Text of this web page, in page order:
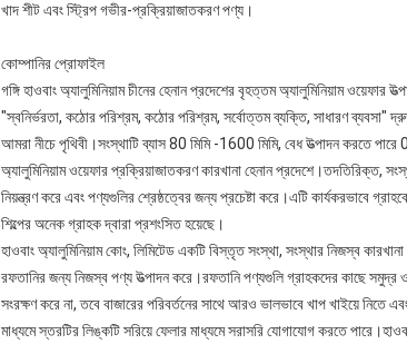
খাদ শীট এবং স্ট্রিপ গভীর-প্রক্রিয়াজাতকরণ পণ্য।
কোম্পানির প্রোফাইল
গঙ্গি হাওবাং অ্যালুমিনিয়াম চীনের হেনান প্রদেশের বৃহত্তম অ্যালুমিনিয়াম ওয়েফার
"স্বনির্ভরতা, কঠোর পরিশ্রম, কঠোর পরিশ্রম, সর্বোত্তম ব্যক্তি, সাধারণ ব্যবসা"
আমরা নীচে পৃথিবী।সংস্থাটি ব্যাস 80 মিমি -1600 মিমি, বেধ উত্পাদন করতে
অ্যালুমিনিয়াম ওয়েফার প্রক্রিয়াজাতকরণ কারখানা হেনান প্রদেশে।তদতিরিক্ত,
নিয়ন্ত্রণ করে এবং পণ্যগুলির শ্রেষ্ঠত্বের জন্য প্রচেষ্টা করে।এটি কার্যকরভাবে
শিল্পের অনেক গ্রাহক দ্বারা প্রশংসিত হয়েছে।
হাওবাং অ্যালুমিনিয়াম কোং, লিমিটেড একটি বিস্তৃত সংস্থা, সংস্থার নিজস্ব কারখানা
রফতানির জন্য নিজস্ব পণ্য উত্পাদন করে।রফতানি পণ্যগুলি গ্রাহকদের কাছে সমুদ্র
সংরক্ষণ করে না, তবে বাজারের পরিবর্তনের সাথে আরও ভালভাবে খাপ খাইয়ে নিতে
মাধ্যমে স্তরটির লিঙ্কটি সরিয়ে ফেলার মাধ্যমে সরাসরি যোগাযোগ করতে